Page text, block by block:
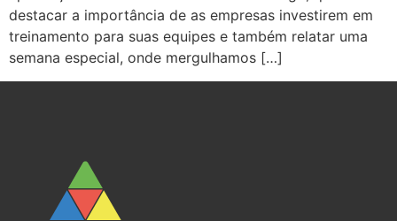
destacar a importância de as empresas investirem em
treinamento para suas equipes e também relatar uma
semana especial, onde mergulhamos […]